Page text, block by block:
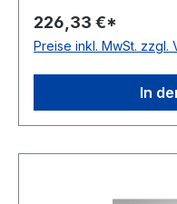
Ausführung
2215 Material
226,33 €*
Preise inkl. MwSt. zzgl.
In